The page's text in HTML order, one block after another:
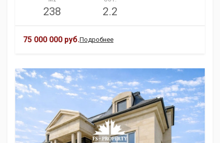
238 2.2
75 000 000 руб.Подробнее